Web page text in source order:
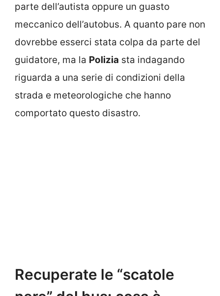
parte dell’autista oppure un guasto
meccanico dell’autobus. A quanto pare non
dovrebbe esserci stata colpa da parte del
guidatore, ma la Polizia sta indagando
riguarda a una serie di condizioni della
strada e meteorologiche che hanno
comportato questo disastro.
Recuperate le “scatole